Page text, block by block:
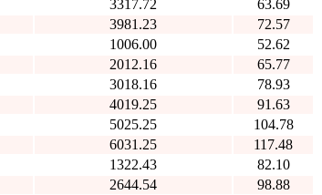
3317.72
63.69
3981.23 72.57
1006.00
52.62
2012.16
65.77
3018.16
78.93
4019.25
91.63
5025.25
104.78
6031.25 117.48
1322.43
82.10
2644.54
98.88